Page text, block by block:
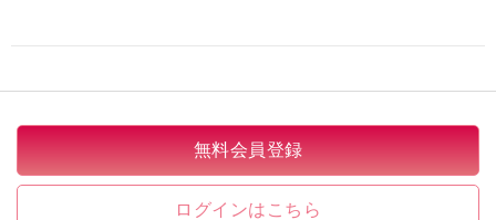
無料会員登録
ログインはこちら